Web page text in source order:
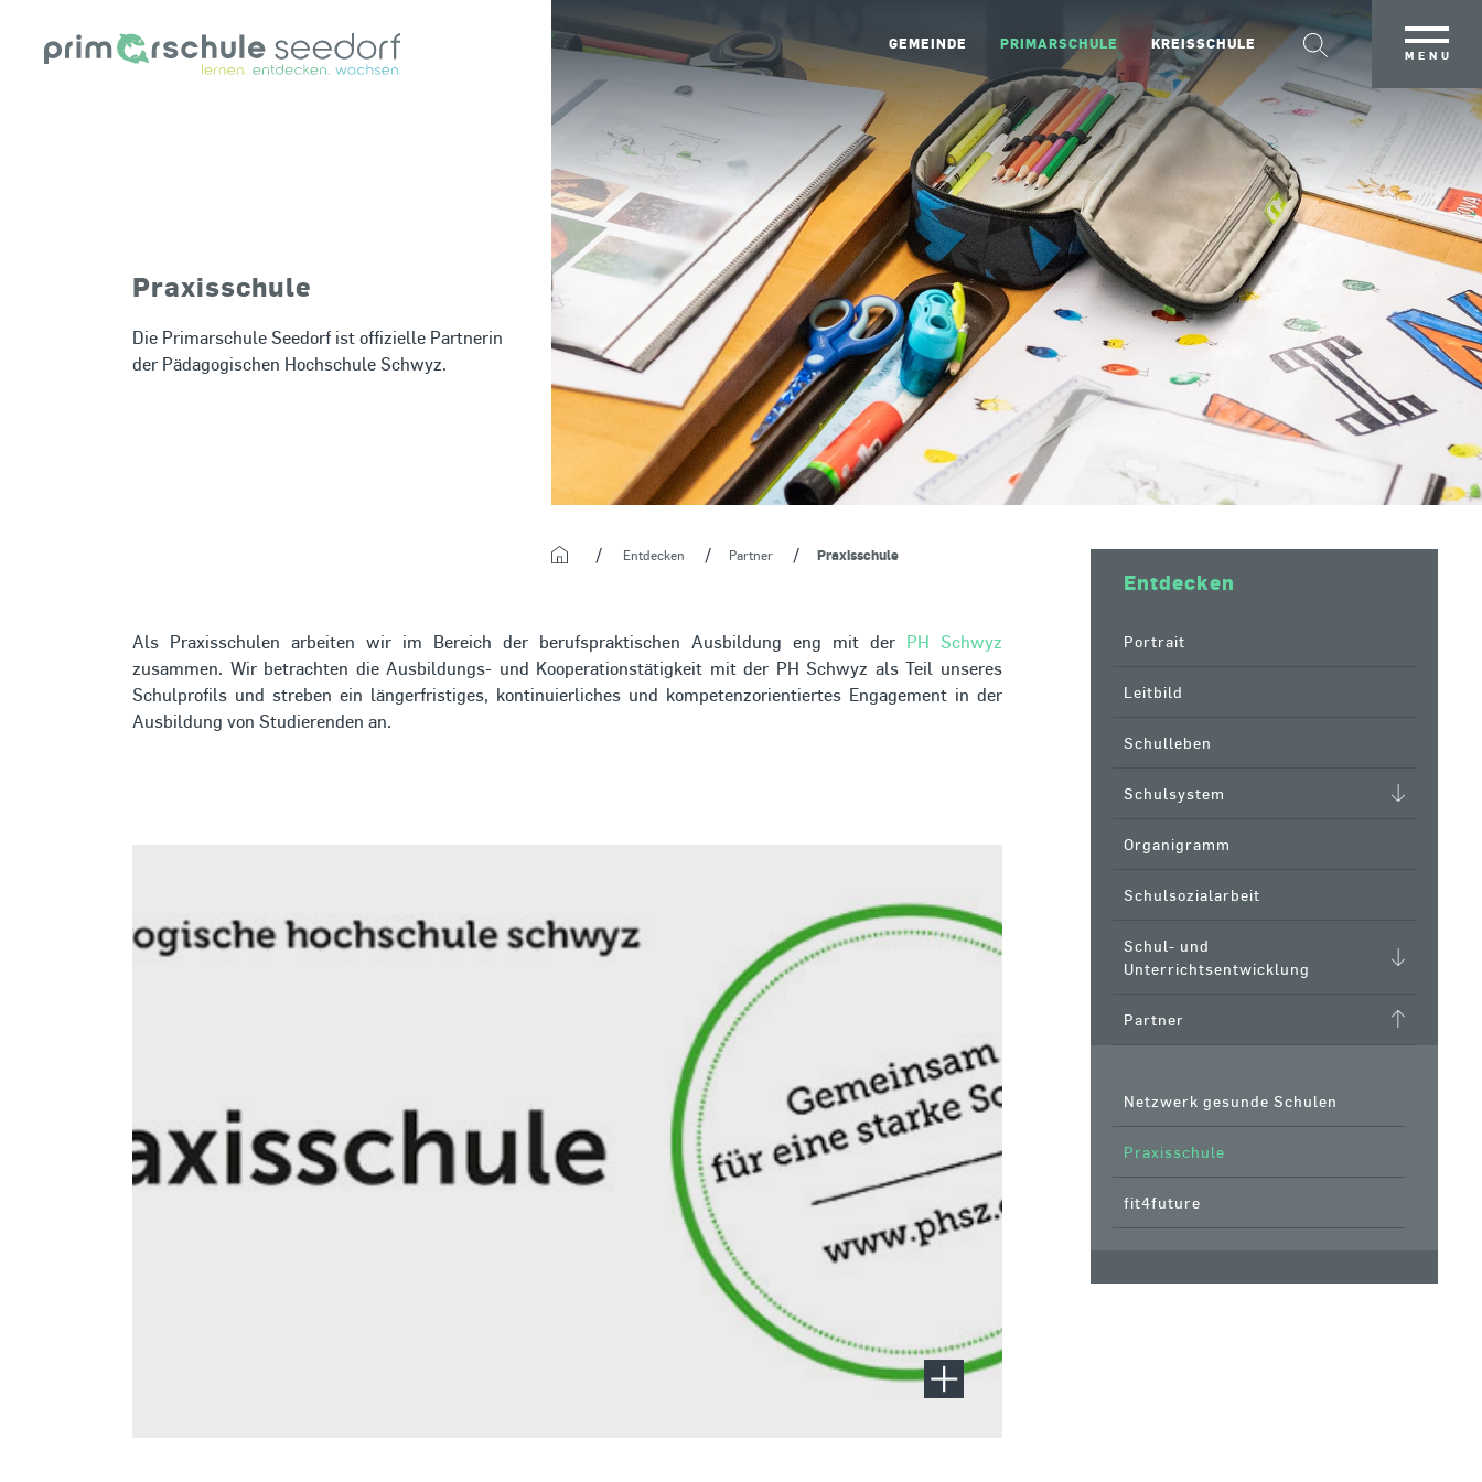
MENU
GEMEINDE PRIMARSCHULE KREISSCHULE
Entdecken Partner Praxisschule
Praxisschule
Die Primarschule Seedorf ist offizielle Partnerin
der Pädagogischen Hochschule Schwyz.
Als Praxisschulen arbeiten wir im Bereich der berufspraktischen Ausbildung eng mit der
PH Schwyz
zusammen. Wir betrachten die Ausbildungs- und Kooperationstätigkeit mit der PH Schwyz als Teil unseres
Schulprofils und streben ein längerfristiges, kontinuierliches und kompetenzorientiertes Engagement in der
Ausbildung von Studierenden an.
Entdecken
Portrait
Leitbild
Schulleben
Schulsystem
Organigramm
Schulsozialarbeit
Schul- und
Unterrichtsentwicklung
Partner
Netzwerk gesunde Schulen
Praxisschule
fit4future